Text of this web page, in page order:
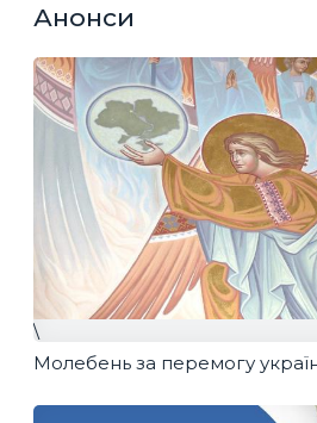
Анонси
\
Молебень за перемогу